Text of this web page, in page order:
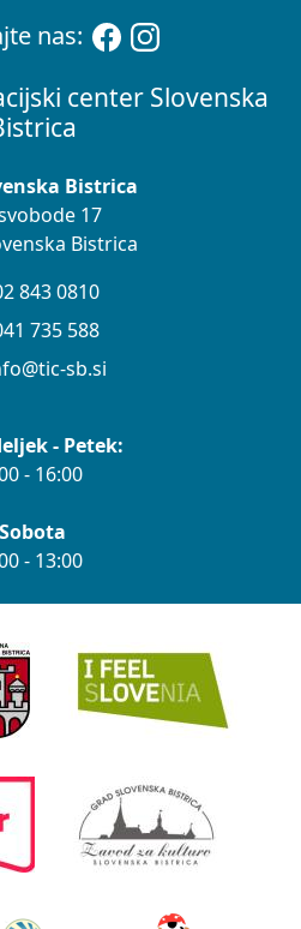
center Slovenska
Bistrica
17
Bistrica
843 0810
735 588
sb.si
- Petek:
- 16:00
Sobota
- 13:00
nas: